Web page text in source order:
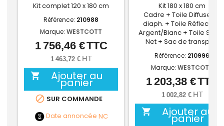
Kit complet 120 x 180 cm
Référence: 210988
Marque: WESTCOTT
Prix
1 756,46 €TTC
1 463,72 € HT
 Ajouter au
panier
 SUR COMMANDE
Date annoncée NC
Kit 180 x 180 cm
Cadre + Toile Diffuseur 1
diaph. + Toile Réflecteur
Argent/Blanc + Toile
Net + Sac de transport
Référence: 210996
Marque: WESTCOTT
Prix
1 203,38 €TTC
1 002,82 € HT
 Ajouter au
panier